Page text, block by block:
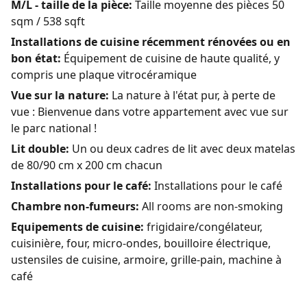
M/L - taille de la pièce: Taille moyenne des pièces 50
sqm / 538 sqft
Installations de cuisine récemment rénovées ou en
bon état: Équipement de cuisine de haute qualité, y
compris une plaque vitrocéramique
Vue sur la nature: La nature à l'état pur, à perte de
vue : Bienvenue dans votre appartement avec vue sur
le parc national !
Lit double: Un ou deux cadres de lit avec deux matelas
de 80/90 cm x 200 cm chacun
Installations pour le café: Installations pour le café
Chambre non-fumeurs: All rooms are non-smoking
Equipements de cuisine: frigidaire/congélateur,
cuisinière, four, micro-ondes, bouilloire électrique,
ustensiles de cuisine, armoire, grille-pain, machine à
café